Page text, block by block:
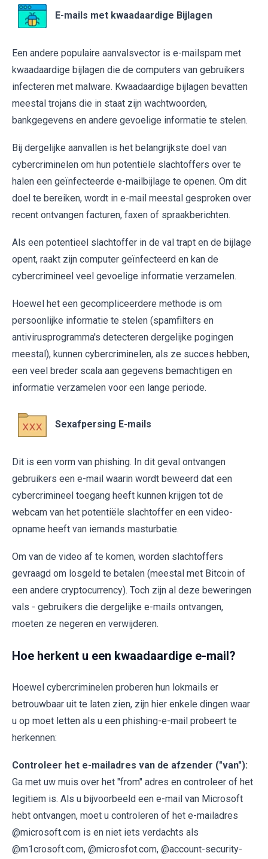
E-mails met kwaadaardige Bijlagen
Een andere populaire aanvalsvector is e-mailspam met
kwaadaardige bijlagen die de computers van gebruikers
infecteren met malware. Kwaadaardige bijlagen bevatten
meestal trojans die in staat zijn wachtwoorden,
bankgegevens en andere gevoelige informatie te stelen.
Bij dergelijke aanvallen is het belangrijkste doel van
cybercriminelen om hun potentiële slachtoffers over te
halen een geïnfecteerde e-mailbijlage te openen. Om dit
doel te bereiken, wordt in e-mail meestal gesproken over
recent ontvangen facturen, faxen of spraakberichten.
Als een potentieel slachtoffer in de val trapt en de bijlage
opent, raakt zijn computer geïnfecteerd en kan de
cybercrimineel veel gevoelige informatie verzamelen.
Hoewel het een gecompliceerdere methode is om
persoonlijke informatie te stelen (spamfilters en
antivirusprogramma's detecteren dergelijke pogingen
meestal), kunnen cybercriminelen, als ze succes hebben,
een veel breder scala aan gegevens bemachtigen en
informatie verzamelen voor een lange periode.
Sexafpersing E-mails
Dit is een vorm van phishing. In dit geval ontvangen
gebruikers een e-mail waarin wordt beweerd dat een
cybercrimineel toegang heeft kunnen krijgen tot de
webcam van het potentiële slachtoffer en een video-
opname heeft van iemands masturbatie.
Om van de video af te komen, worden slachtoffers
gevraagd om losgeld te betalen (meestal met Bitcoin of
een andere cryptocurrency). Toch zijn al deze beweringen
vals - gebruikers die dergelijke e-mails ontvangen,
moeten ze negeren en verwijderen.
Hoe herkent u een kwaadaardige e-mail?
Hoewel cybercriminelen proberen hun lokmails er
betrouwbaar uit te laten zien, zijn hier enkele dingen waar
u op moet letten als u een phishing-e-mail probeert te
herkennen:
Controleer het e-mailadres van de afzender ("van"):
Ga met uw muis over het "from" adres en controleer of het
legitiem is. Als u bijvoorbeeld een e-mail van Microsoft
hebt ontvangen, moet u controleren of het e-mailadres
@microsoft.com is en niet iets verdachts als
@m1crosoft.com, @microsfot.com, @account-security-